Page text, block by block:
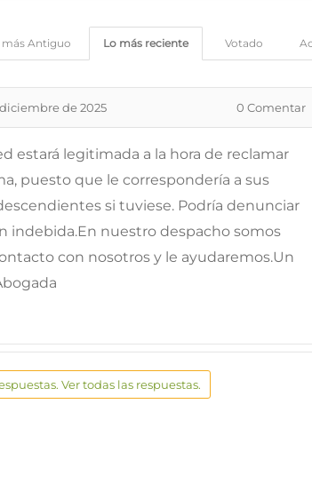
Votado
Lo más reciente
más Antiguo
de 2025 0 Comentar
estará legitimada a la hora de reclamar
puesto que le correspondería a sus
si tuviese. Podría denunciar
indebida.En nuestro despacho somos
con nosotros y le ayudaremos.Un
Ver todas las respuestas.